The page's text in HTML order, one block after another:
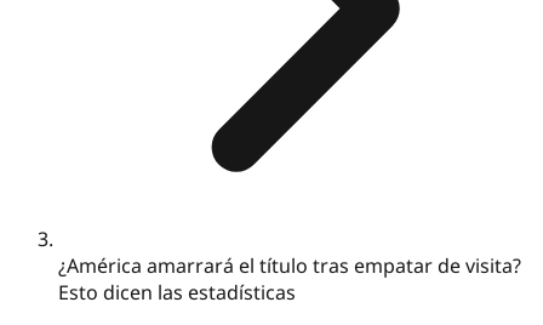
¿América amarrará el título tras empatar de visita?
Esto dicen las estadísticas